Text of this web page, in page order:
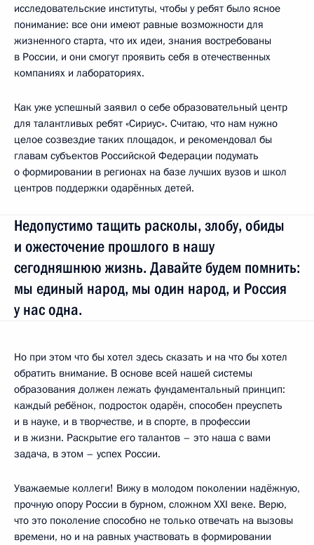
исследовательские институты, чтобы у ребят было ясное
понимание: все они имеют равные возможности для
жизненного старта, что их идеи, знания востребованы
в России, и они смогут проявить себя в отечественных
компаниях и лабораториях.
Как уже успешный заявил о себе образовательный центр
для талантливых ребят «Сириус». Считаю, что нам нужно
целое созвездие таких площадок, и рекомендовал бы
главам субъектов Российской Федерации подумать
о формировании в регионах на базе лучших вузов и школ
центров поддержки одарённых детей.
Недопустимо тащить расколы, злобу, обиды
и ожесточение прошлого в нашу
сегодняшнюю жизнь. Давайте будем помнить:
мы единый народ, мы один народ, и Россия
у нас одна.
Но при этом что бы хотел здесь сказать и на что бы хотел
обратить внимание. В основе всей нашей системы
образования должен лежать фундаментальный принцип:
каждый ребёнок, подросток одарён, способен преуспеть
и в науке, и в творчестве, и в спорте, в профессии
и в жизни. Раскрытие его талантов – это наша с вами
задача, в этом – успех России.
Уважаемые коллеги! Вижу в молодом поколении надёжную,
прочную опору России в бурном, сложном XXI веке. Верю,
что это поколение способно не только отвечать на вызовы
времени, но и на равных участвовать в формировании